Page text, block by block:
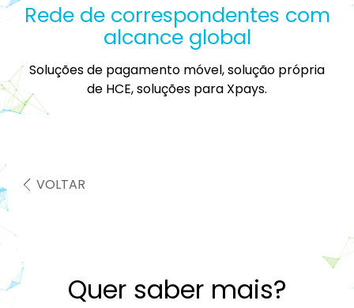
Rede de correspondentes com
alcance global
Soluções de pagamento móvel, solução própria
de HCE, soluções para Xpays.
VOLTAR
Quer saber mais?